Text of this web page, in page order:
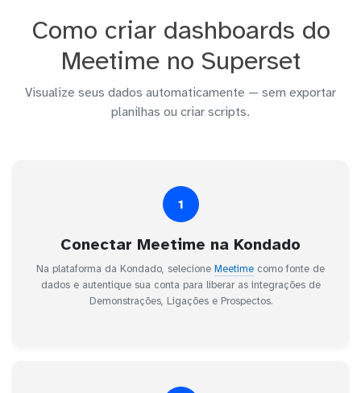
Como criar dashboards do
Meetime no Superset
Visualize seus dados automaticamente — sem exportar
planilhas ou criar scripts.
1
Conectar Meetime na Kondado
Na plataforma da Kondado, selecione Meetime como fonte de
dados e autentique sua conta para liberar as integrações de
Demonstrações, Ligações e Prospectos.